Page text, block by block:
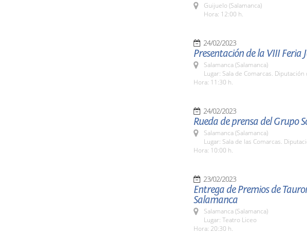
Guijuelo (Salamanca)
Hora: 12:00 h.
24/02/2023
Presentación de la VIII Feria
Salamanca (Salamanca)
Lugar: Sala de Comarcas. Diputación
Hora: 11:30 h.
24/02/2023
Rueda de prensa del Grupo
Salamanca (Salamanca)
Lugar: Sala de las Comarcas.
Hora: 10:00 h.
23/02/2023
Entrega de Premios de
Salamanca
Salamanca (Salamanca)
Lugar: Teatro Liceo
Hora: 20:30 h.